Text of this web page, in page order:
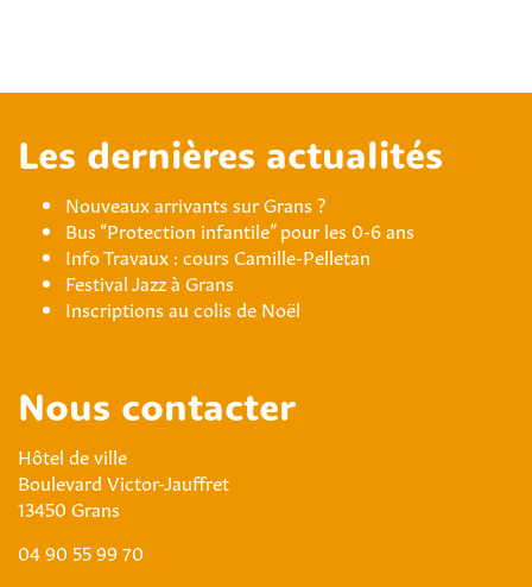
Les dernières actualités
Nouveaux arrivants sur Grans ?
Bus “Protection infantile” pour les 0-6 ans
Info Travaux : cours Camille-Pelletan
Festival Jazz à Grans
Inscriptions au colis de Noël
Nous contacter
Hôtel de ville
Boulevard Victor-Jauffret
13450 Grans
04 90 55 99 70